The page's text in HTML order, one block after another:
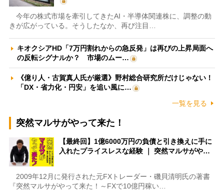
今年の株式市場を牽引してきたAI・半導体関連株に、調整の動
きが広がっている。そうしたなか、再び注目…
キオクシアHD「7万円割れからの急反発」は再びの上昇局面へ
の反転シグナルか？ 市場のムー…
《億り人・古賀真人氏が厳選》野村総合研究所だけじゃない！
「DX・省力化・円安」を追い風に…
一覧を見る
突然マルサがやって来た！
【最終回】1億6000万円の負債と引き換えに手に
入れたプライスレスな経験 ｜ 突然マルサがや…
2009年12月に発行された元FXトレーダー・磯貝清明氏の著書
『突然マルサがやって来た！～FXで10億円稼い…